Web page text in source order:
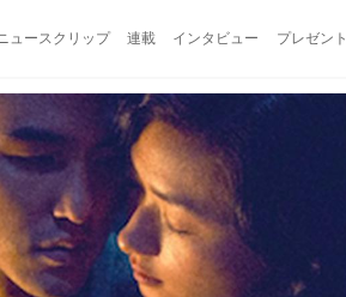
ュースクリップ 連載 インタビュー プレゼント